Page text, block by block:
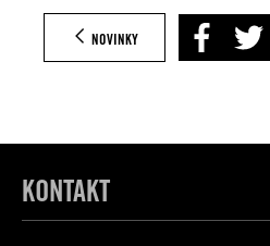
NOVINKY
KONTAKT